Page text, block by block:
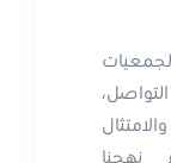
نهجنا